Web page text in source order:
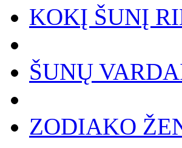
KOKĮ ŠUNĮ
ŠUNŲ
ZODIAKO